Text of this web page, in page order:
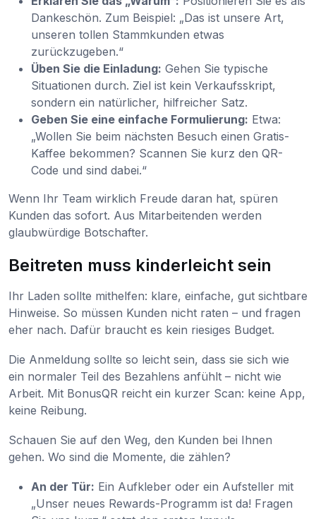
Dankeschön. Zum Beispiel: „Das ist unsere Art,
unseren tollen Stammkunden etwas
zurückzugeben.“
Üben Sie die Einladung: Gehen Sie typische
Situationen durch. Ziel ist kein Verkaufsskript,
sondern ein natürlicher, hilfreicher Satz.
Geben Sie eine einfache Formulierung: Etwa:
„Wollen Sie beim nächsten Besuch einen Gratis-
Kaffee bekommen? Scannen Sie kurz den QR-
Code und sind dabei.“
Wenn Ihr Team wirklich Freude daran hat, spüren
Kunden das sofort. Aus Mitarbeitenden werden
glaubwürdige Botschafter.
Beitreten muss kinderleicht sein
Ihr Laden sollte mithelfen: klare, einfache, gut sichtbare
Hinweise. So müssen Kunden nicht raten – und fragen
eher nach. Dafür braucht es kein riesiges Budget.
Die Anmeldung sollte so leicht sein, dass sie sich wie
ein normaler Teil des Bezahlens anfühlt – nicht wie
Arbeit. Mit BonusQR reicht ein kurzer Scan: keine App,
keine Reibung.
Schauen Sie auf den Weg, den Kunden bei Ihnen
gehen. Wo sind die Momente, die zählen?
An der Tür: Ein Aufkleber oder ein Aufsteller mit
„Unser neues Rewards-Programm ist da! Fragen